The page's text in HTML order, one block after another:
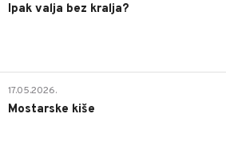
Ipak valja bez kralja?
17.05.2026.
Mostarske kiše